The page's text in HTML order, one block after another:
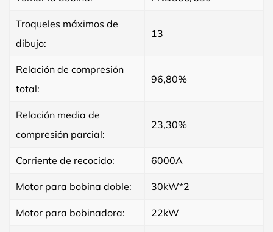
Troqueles máximos de
dibujo:
13
Relación de compresión
total:
96,80%
Relación media de
compresión parcial:
23,30%
Corriente de recocido: 6000A
Motor para bobina doble: 30kW*2
Motor para bobinadora: 22kW